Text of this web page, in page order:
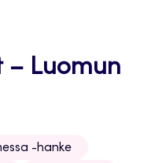
– Luomun
-hanke